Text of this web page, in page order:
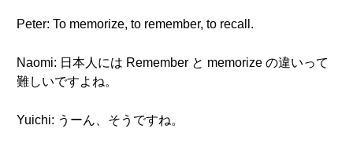
Peter: To memorize, to remember, to recall.
Naomi: 日本人には Remember と memorize の違いって
難しいですよね。
Yuichi: うーん、そうですね。